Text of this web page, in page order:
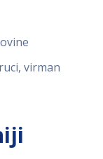
virman